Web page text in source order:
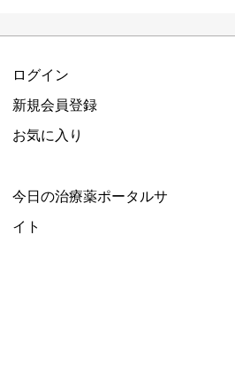
ログイン
新規会員登録
お気に入り
今日の治療薬ポータルサ
イト